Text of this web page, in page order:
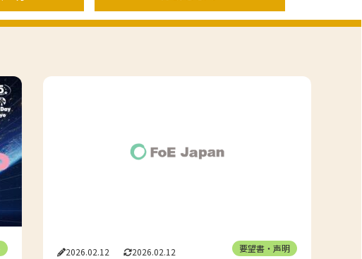
2026.02.12 2026.02.12 要望書・声明